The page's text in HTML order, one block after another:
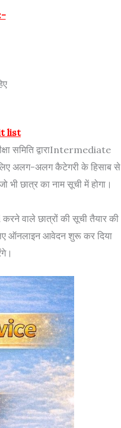
list
समिति द्वाराIntermediate
अलग-अलग कैटेगरी के हिसाब से
छात्र का नाम सूची में होगा।
वाले छात्रों की सूची तैयार की
ऑनलाइन आवेदन शुरू कर दिया